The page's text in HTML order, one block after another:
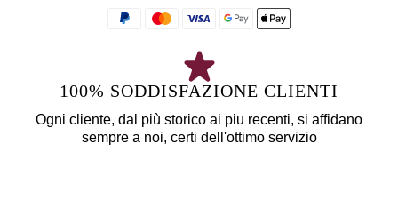
100% SODDISFAZIONE CLIENTI
Ogni cliente, dal più storico ai piu recenti, si affidano
sempre a noi, certi dell'ottimo servizio